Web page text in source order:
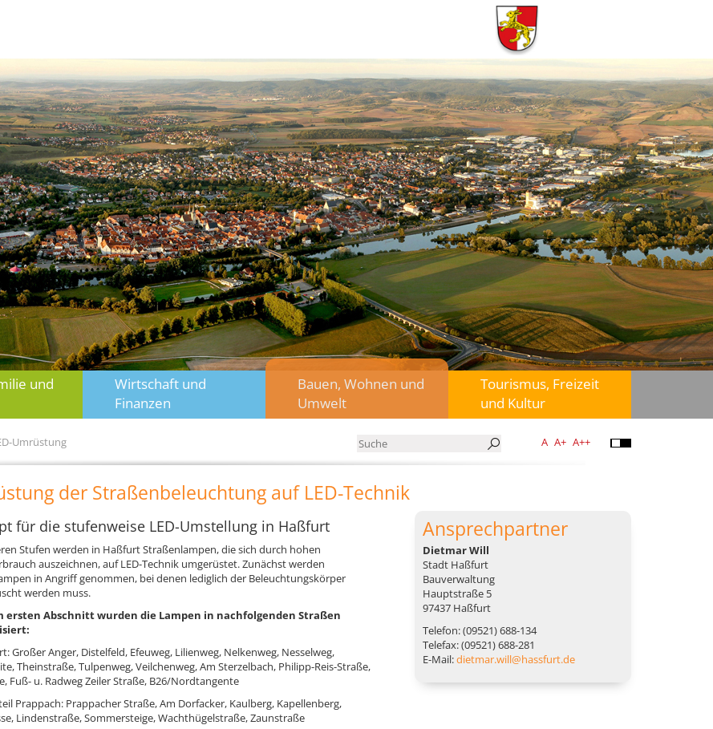
und
Wirtschaft und
Finanzen
Bauen, Wohnen und
Umwelt
Tourismus, Freizeit
und Kultur
Umrüstung A A+ A++
der Straßenbeleuchtung auf LED-Technik
für die stufenweise LED-Umstellung in Haßfurt
Stufen werden in Haßfurt Straßenlampen, die sich durch hohen
auszeichnen, auf LED-Technik umgerüstet. Zunächst werden
in Angriff genommen, bei denen lediglich der Beleuchtungskörper
werden muss.
ersten Abschnitt wurden die Lampen in nachfolgenden Straßen
Großer Anger, Distelfeld, Efeuweg, Lilienweg, Nelkenweg, Nesselweg,
Theinstraße, Tulpenweg, Veilchenweg, Am Sterzelbach, Philipp-Reis-Straße,
Fuß- u. Radweg Zeiler Straße, B26/Nordtangente
Prappach: Prappacher Straße, Am Dorfacker, Kaulberg, Kapellenberg,
Lindenstraße, Sommersteige, Wachthügelstraße, Zaunstraße
Ansprechpartner
Dietmar Will
Stadt Haßfurt
Bauverwaltung
Hauptstraße 5
97437 Haßfurt
Telefon: (09521) 688-134
Telefax: (09521) 688-281
E-Mail:dietmar.will@hassfurt.de